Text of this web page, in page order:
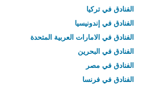
الفنادق في تركيا
الفنادق في إندونيسيا
الفنادق في الامارات العربية المتحدة
الفنادق في البحرين
الفنادق في مصر
الفنادق في فرنسا